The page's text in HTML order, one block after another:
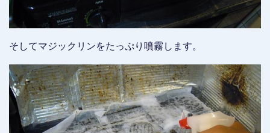
そしてマジックリンをたっぷり噴霧します。